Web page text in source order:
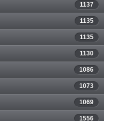
1137
1135
1135
1130
1086
1073
1069
1556